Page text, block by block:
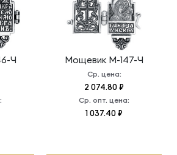
Ч Мощевик М-147-Ч
Ср. цена:
2 074.80 ₽
Ср. опт. цена:
1 037.40 ₽